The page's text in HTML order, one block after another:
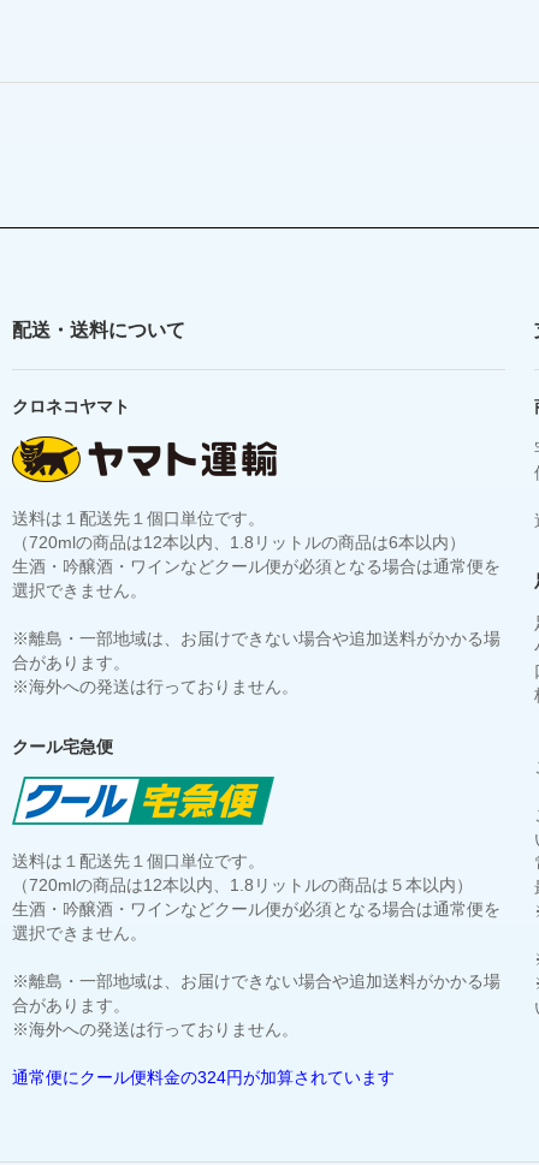
配送・送料について
クロネコヤマト
送料は１配送先１個口単位です。
（720mlの商品は12本以内、1.8リットルの商品は6本以内）
生酒・吟醸酒・ワインなどクール便が必須となる場合は通常便を
選択できません。
※離島・一部地域は、お届けできない場合や追加送料がかかる場
合があります。
※海外への発送は行っておりません。
クール宅急便
送料は１配送先１個口単位です。
（720mlの商品は12本以内、1.8リットルの商品は５本以内）
生酒・吟醸酒・ワインなどクール便が必須となる場合は通常便を
選択できません。
※離島・一部地域は、お届けできない場合や追加送料がかかる場
合があります。
※海外への発送は行っておりません。
通常便にクール便料金の324円が加算されています